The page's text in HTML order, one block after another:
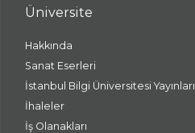
Üniversite
Hakkında
Sanat Eserleri
İstanbul Bilgi Üniversitesi Yayınları
İhaleler
İş Olanakları